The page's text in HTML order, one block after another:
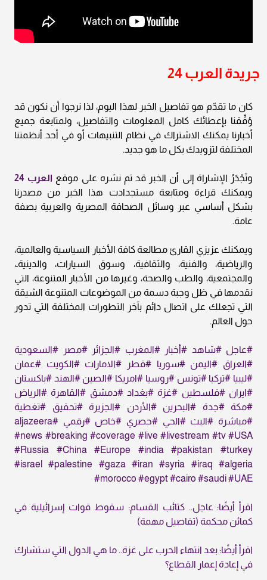
جريدة العرب 24
كان ما تقدّم هو تفاصيل الخبر لهذا اليوم، لذا نرجوا أن نكون قد
وُفِّقنا بإعطائك كامل المعلومات والتفاصيل، ولمتابعة جميع
أخبارنا يمكنك الاشتراك في نظام التنبيهات أو في أحد أنظمتنا
المختلفة لتزويدك بكل ما هو جديد.
وتَجْدَرُ الإشاراة إلى أن الخبر قد تم نشره على موقع العرب 24
ويمكنك قراءة ومتابعة مستجدادت هذا الخبر من مصدرنا
بشكل أساسي عبر وسائل الصحافة المصرية والعربية بصفة
عامة.
ويمكنك عزيزي القارئ مطالعة كافة الأخبار السياسية والعالمية،
والرياضية، والفنية، والثقافية، وسوق السيارات، والدينيةـ،
والمجتمعية، والطب والصحة، وغيرها من الأخبار المتنوعة، التي
نقدمها في ظل وجبة دسمة من الموضوعات المتنوعة الشيقة
التي تجعلك على اتصال دائم بآخر التطورات المختلفة التي تدور
حول العالم.
#عاجل #شاهد #أخبار #المغرب #الجزائر #مصر
#السعودية
#العراق #اليمن #سوريا #قطر #الامارات #الكويت #عمان
#ليبيا #تركيا #تونس #روسيا #امريكا #الصين #الهند #باكستان
#ايران #فلسطين #غزة #بغداد #دمشق #القاهرة #الرياض
#مكة
#جدة #البحرين #الأردن #الجزيرة #تحقيق
#تغطية
#مباشرة #البث #الحي #حصري #خاص #رقمي #aljazeera
#news #breaking #coverage #live #livestream #tv #USA
#Russia
#China #Europe #india #pakistan
#turkey
#israel
#palestine #gaza #iran #syria #iraq
#algeria
#morocco #egypt#cairo #saudi#UAE
اقرأ أيضًا: عاجل.. كتائب القسام: سقوط قوات إسرائيلية في
كمائن محكمة (تفاصيل مهمة)
اقرأ أيضًا: بعد انتهاء الحرب على غزة.. ما هي الدول التي ستشارك
في إعادة إعمار القطاع؟